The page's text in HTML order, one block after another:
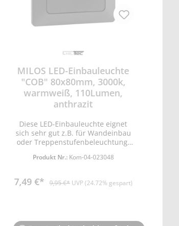
MILOS LED-Einbauleuchte
"COB" 80x80mm, 3000k,
warmweiß, 110Lumen,
anthrazit
Diese LED-Einbauleuchte eignet
sich sehr gut z.B. für Wandeinbau
oder Treppenstufenbeleuchtung.
Anschluss an 230V über
Leistung 1,5W • Lichtfarbe
warmweiß • Farbtemperatur 3000K
30.000 Std. • Leistungsfaktor >0,5 •
Produkt Nr.: Kom-04-023048
7,49 €* 9,95 €* UVP (24.72% gespart)